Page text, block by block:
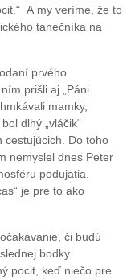
A my veríme, že to
tanečníka na
prvého
prišli aj „Páni
mamky,
dlhý „vláčik“
cestujúcich. Do toho
nemyslel dnes Peter
podujatia.
je pre to ako
či budú
bodky.
pocit, keď niečo pre